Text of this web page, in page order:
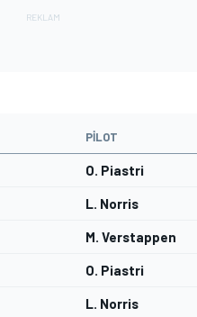
PILOT
O. Piastri
L. Norris
M. Verstappen
O. Piastri
L. Norris